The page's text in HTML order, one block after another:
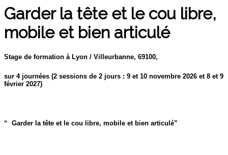
Garder la tête et le cou libre,
mobile et bien articulé
Stage de formation à Lyon / Villeurbanne, 69100,
sur 4 journées (2 sessions de 2 jours : 9 et 10 novembre 2026 et 8 et 9
février 2027)
“ Garder la tête et le cou libre, mobile et bien articulé”